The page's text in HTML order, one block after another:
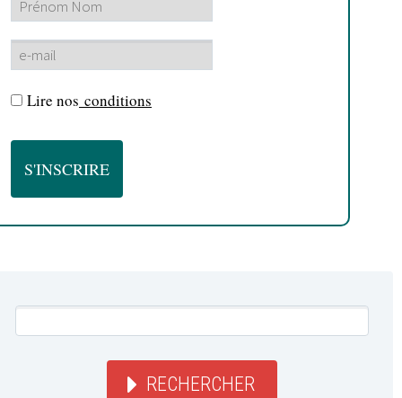
Lire nos conditions
RECHERCHER